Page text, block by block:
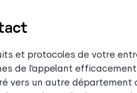
et protocoles de votre
de l’appelant
vers un autre département